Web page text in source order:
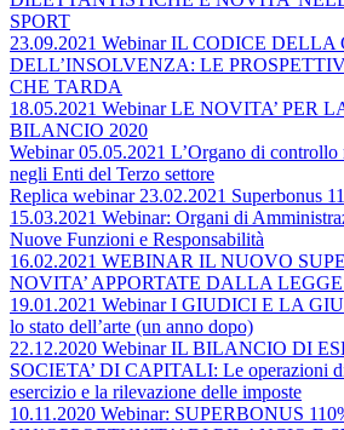
SPORT
23.09.2021 Webinar IL CODICE DELLA
DELL’INSOLVENZA: LE
CHE TARDA
18.05.2021 Webinar LE NOVITA’ PER
BILANCIO 2020
Webinar 05.05.2021 L’Organo di controllo
negli Enti del Terzo settore
Replica webinar 23.02.2021 Superbonus
15.03.2021 Webinar: Organi di
Nuove Funzioni e Responsabilità
16.02.2021 WEBINAR IL NUOVO
NOVITA’ APPORTATE DALLA
19.01.2021 Webinar I GIUDICI E LA
lo stato dell’arte (un anno dopo)
22.12.2020 Webinar IL BILANCIO DI
SOCIETA’ DI CAPITALI: Le operazioni
esercizio e la rilevazione delle imposte
10.11.2020 Webinar: SUPERBONUS